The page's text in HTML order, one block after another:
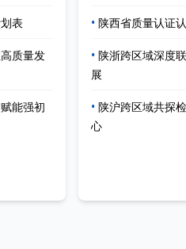
表
质量发
能强初
• 陕西省质量认证
• 陕浙跨区域深度
展
• 陕沪跨区域共探
心